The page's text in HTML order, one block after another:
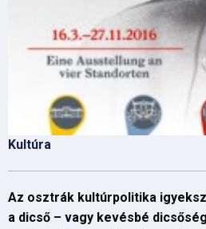
Kultúra
Az osztrák kultúrpolitika
a dicső – vagy kevésbé